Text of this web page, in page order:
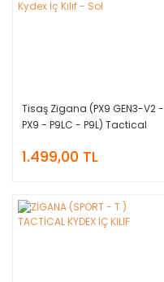
Tisaş Zigana (PX9 GEN3-V2 -
PX9 - P9LC - P9L) Tactical
1.499,00 TL